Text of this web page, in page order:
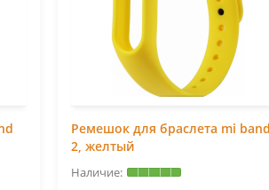
Ремешок для браслета mi band
2, желтый